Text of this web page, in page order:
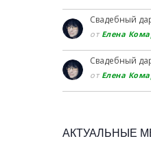
Свадебный
от Елена
Свадебный
от Елена
АКТУАЛЬНЫЕ